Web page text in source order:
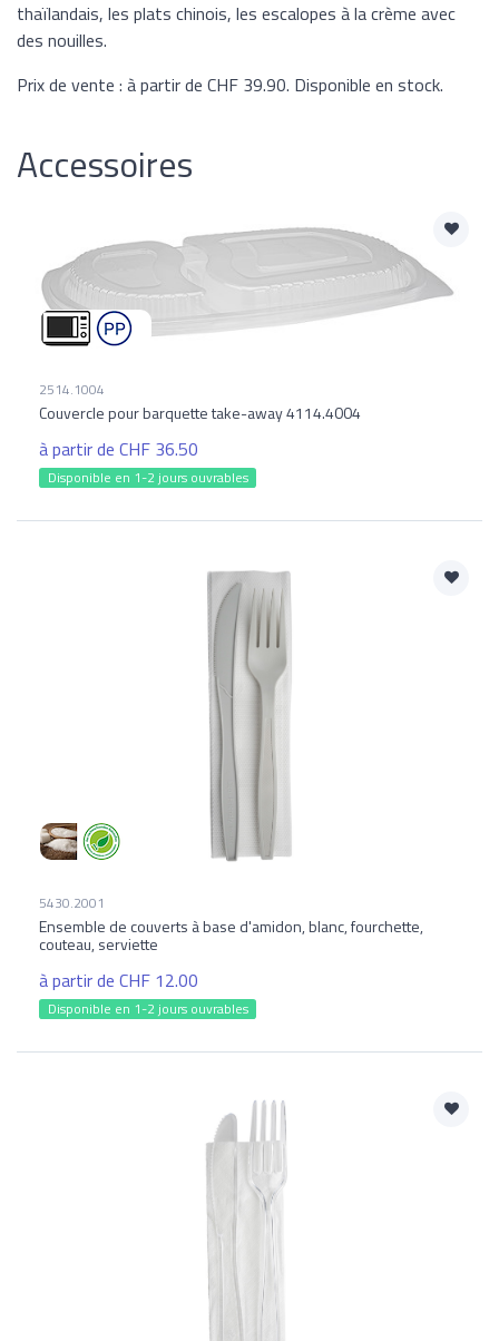
thaïlandais, les plats chinois, les escalopes à la crème avec
des nouilles.
Prix de vente : à partir de CHF 39.90. Disponible en stock.
Accessoires
2514.1004
Couvercle pour barquette take-away 4114.4004
à partir de CHF 36.50
Disponible en 1-2 jours ouvrables
5430.2001
Ensemble de couverts à base d'amidon, blanc, fourchette,
couteau, serviette
à partir de CHF 12.00
Disponible en 1-2 jours ouvrables